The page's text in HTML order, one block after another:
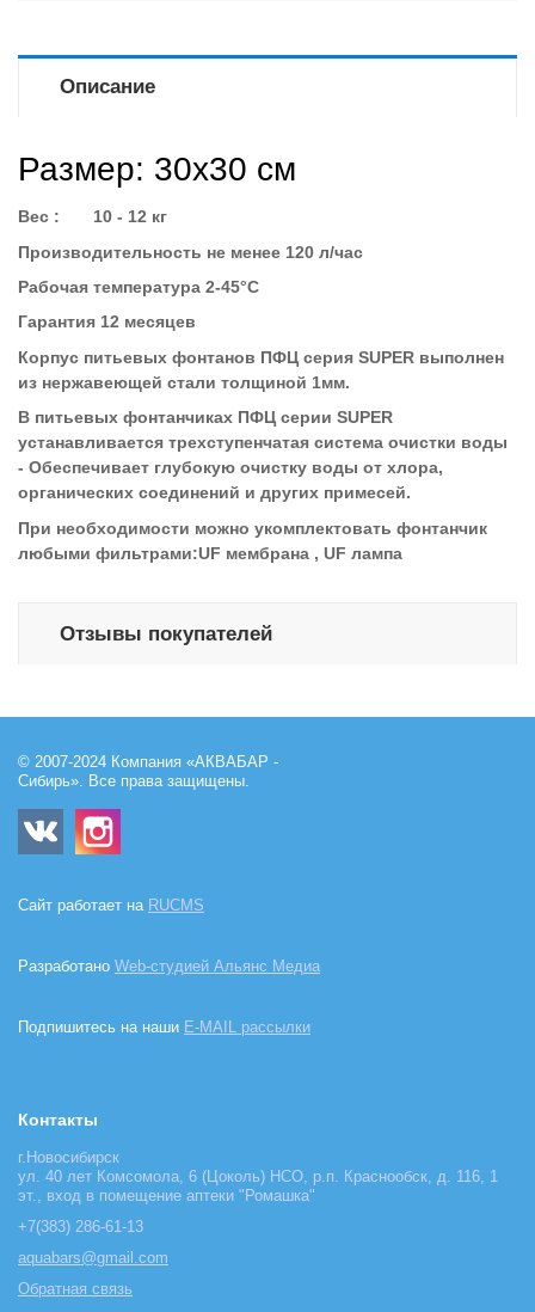
Описание
Размер: 30х30 см
Вес : 10 - 12 кг
Производительность не менее 120 л/час
Рабочая температура 2-45°С
Гарантия 12 месяцев
Корпус питьевых фонтанов ПФЦ серия SUPER выполнен
из нержавеющей стали толщиной 1мм.
В питьевых фонтанчиках ПФЦ серии SUPER
устанавливается трехступенчатая система очистки воды
- Обеспечивает глубокую очистку воды от хлора,
органических соединений и других примесей.
При необходимости можно укомплектовать фонтанчик
любыми фильтрами:UF мембрана , UF лампа
Отзывы покупателей
© 2007-2024 Компания «АКВАБАР -
Сибирь». Все права защищены.
Сайт работает на RUCMS
Разработано Web-студией Альянс Медиа
Подпишитесь на наши E-MAIL рассылки
Контакты
г.Новосибирск
ул. 40 лет Комсомола, 6 (Цоколь) НСО, р.п. Краснообск, д. 116, 1
эт., вход в помещение аптеки "Ромашка"
+7(383) 286-61-13
aquabars@gmail.com
Обратная связь